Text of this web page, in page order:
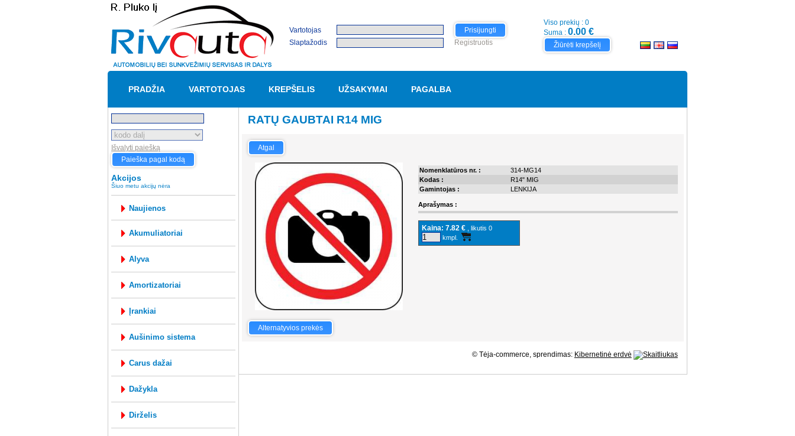
Vartotojas
Prisijungti
Slaptažodis
Registruotis
Viso prekių : 0
Suma : 0.00 €
Žiūrėti krepšelį
PRADŽIA VARTOTOJAS KREPŠELIS UŽSAKYMAI PAGALBA
Išvalyti paiešką
Paieška pagal kodą
Akcijos
Šiuo metu akcijų nėra
Naujienos
akumuliatoriai
alyva
amortizatoriai
įrankiai
aušinimo sistema
carus dažai
dažykla
dirželis
RATŲ GAUBTAI R14 MIG
Atgal
Nomenklatūros nr. :
314-MG14
Kodas :
R14" MIG
Gamintojas :
LENKIJA
Aprašymas :
Kaina: 7.82 €
, likutis 0
kmpl.
Alternatyvios prekės
RATŲ GAUBTAI R14 MIG
© Tėja-commerce, sprendimas: Kibernetinė erdvė